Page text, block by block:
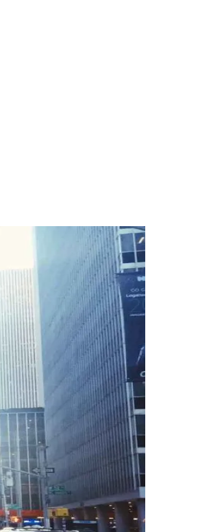
Vale do SolVila BarrosVila Boa Vista
Embu das Artes
São Roque